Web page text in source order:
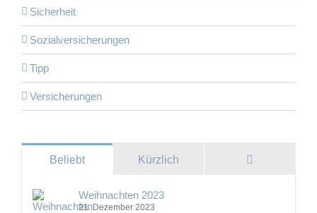
Sicherheit
Sozialversicherungen
Tipp
Versicherungen
Beliebt Kürzlich
Weihnachten 2023
21. Dezember 2023